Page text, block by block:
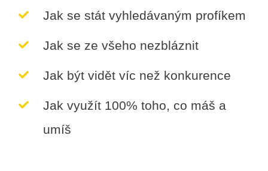
Jak se stát vyhledávaným profíkem
Jak se ze všeho nezbláznit
Jak být vidět víc než konkurence
Jak využít 100% toho, co máš a
umíš